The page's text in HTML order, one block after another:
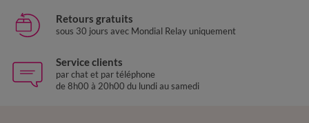
Retours gratuits
sous 30 jours avec Mondial Relay uniquement
Service clients
par chat et par téléphone
de 8h00 à 20h00 du lundi au samedi